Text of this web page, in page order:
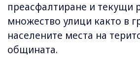
преасфалтиране и текущи
множество улици както в
населените места на
общината.